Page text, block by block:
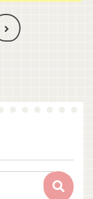
次